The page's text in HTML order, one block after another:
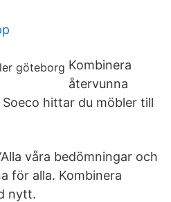
Kombinera
återvunna
hittar du möbler till
våra bedömningar och
för alla. Kombinera
nytt.